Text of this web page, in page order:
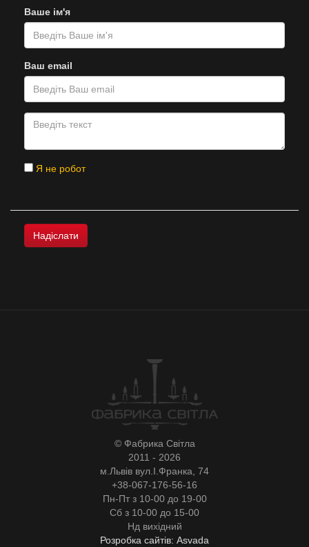
Ваше ім'я
Ваш email
Я не робот
© Фабрика Світла
2011 - 2026
м.Львів вул.І.Франка, 74
+38-067-176-56-16
Пн-Пт з 10-00 до 19-00
Сб з 10-00 до 15-00
Нд вихідний
Розробка сайтів: Asvada